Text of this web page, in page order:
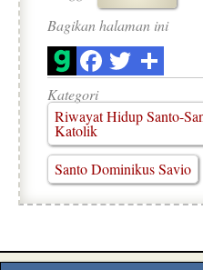
Bagikan halaman ini
Kategori
Riwayat Hidup Santo-
Katolik
Santo Dominikus Savio